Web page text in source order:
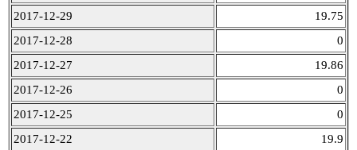
2017-12-29
19.75
2017-12-28
0
2017-12-27
19.86
2017-12-26
0
2017-12-25
0
2017-12-22
19.9